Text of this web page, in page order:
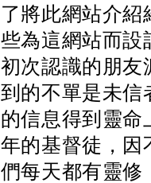
了將此網站介
些為這網站而設
初次認識的朋友
到的不單是未信
的信息得到靈命
年的基督徒，因
們每天都有靈修